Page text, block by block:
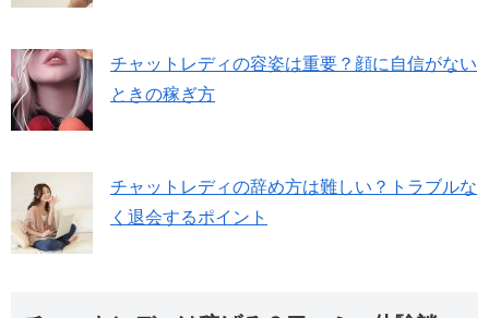
チャットレディの容姿は重要？顔に自信がない
ときの稼ぎ方
チャットレディの辞め方は難しい？トラブルな
く退会するポイント